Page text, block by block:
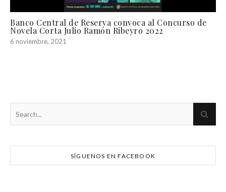
Banco Central de Reserva convoca al Concurso de
Novela Corta Julio Ramón Ribeyro 2022
6 noviembre, 2021
SÍGUENOS EN FACEBOOK